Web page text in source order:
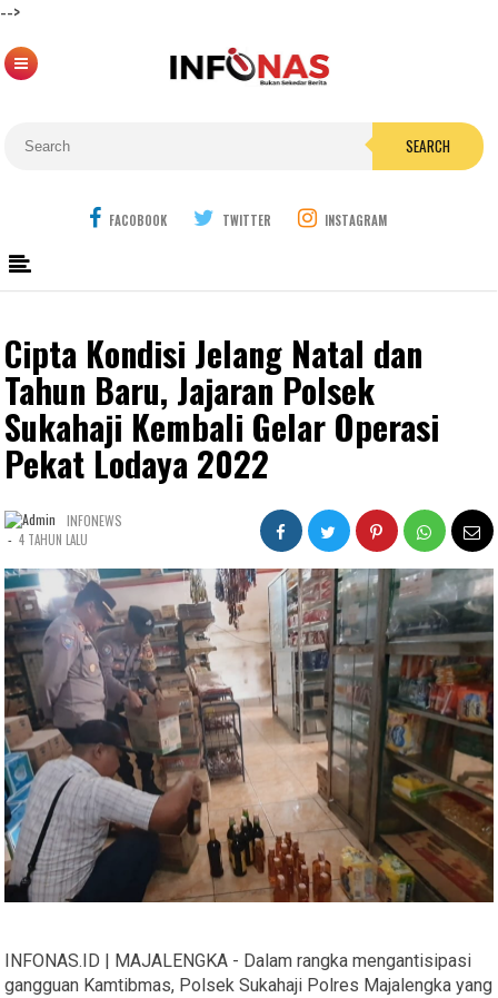
-->
SEARCH
FACOBOOK TWITTER INSTAGRAM
Cipta Kondisi Jelang Natal dan
Tahun Baru, Jajaran Polsek
Sukahaji Kembali Gelar Operasi
Pekat Lodaya 2022
INFONEWS
- 4 TAHUN LALU
INFONAS.ID | MAJALENGKA - Dalam rangka mengantisipasi
gangguan Kamtibmas, Polsek Sukahaji Polres Majalengka yang